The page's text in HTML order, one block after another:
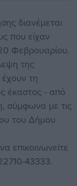
διανέμεται
που είχαν
20 Φεβρουαρίου.
της
έχουν τη
έκαστος - από
σύμφωνα με τις
του Δήμου
επικοινωνείτε
43333.